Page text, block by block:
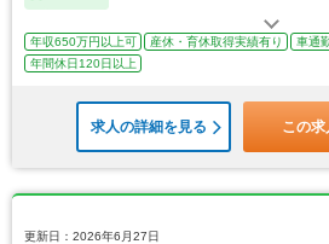
年収650万円以上可 産休・育休取得実績有り 車通
年間休日120日以上
求人の詳細を見る この
更新日：2026年6月27日